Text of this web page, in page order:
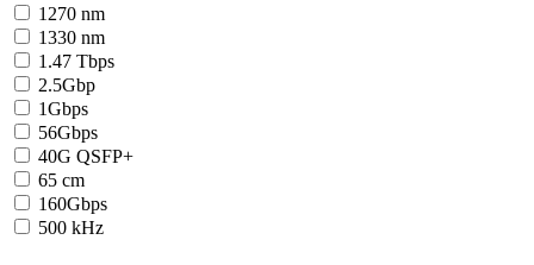
1270 nm
1330 nm
1.47 Tbps
2.5Gbp
1Gbps
56Gbps
40G QSFP+
65 cm
160Gbps
500 kHz